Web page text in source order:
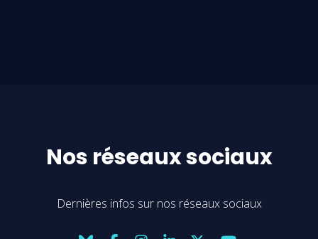
Nos réseaux sociaux
Dernières infos sur nos réseaux sociaux